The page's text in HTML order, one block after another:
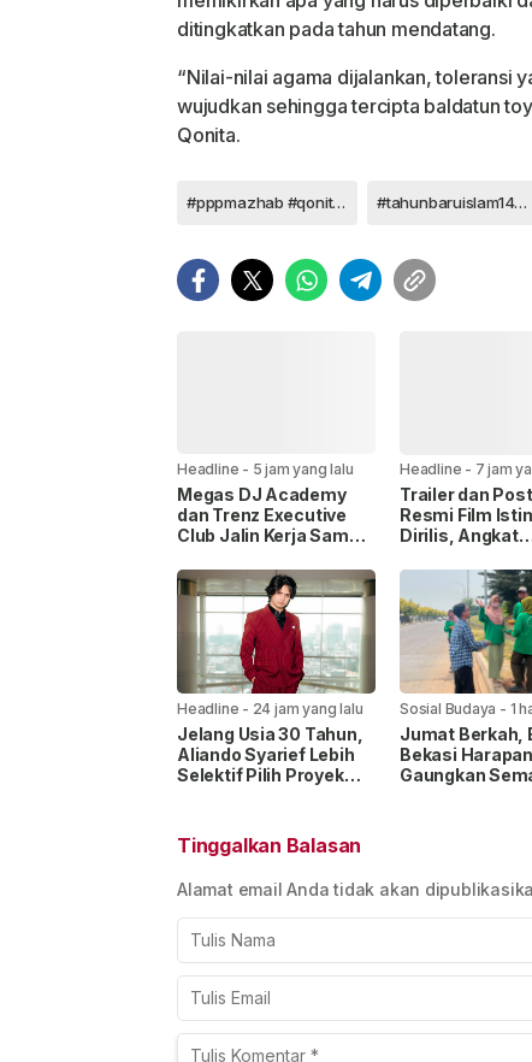
ditingkatkan pada tahun mendatang.
“Nilai-nilai agama dijalankan, toleransi
wujudkan sehingga tercipta baldatun
Qonita.
#pppmazhab #qonitappp #pppkotadepok #tahunbaruislam1444H
Headline - 5 jam yang lalu
Megas DJ Academy
dan Trenz Executive
Club Jalin Kerja Sama,
DJ Profesional
Headline - 7 jam
Trailer dan
Resmi Film
Dirilis, Angkat
Disabilitas
Sosok Ayah
Headline - 24 jam yang lalu
Jelang Usia 30 Tahun,
Aliando Syarief Lebih
Selektif Pilih Proyek
Sosial Budaya - 1
lalu
Jumat Berkah,
Bekasi
Gaungkan
Tinggalkan Balasan
Alamat email Anda tidak akan